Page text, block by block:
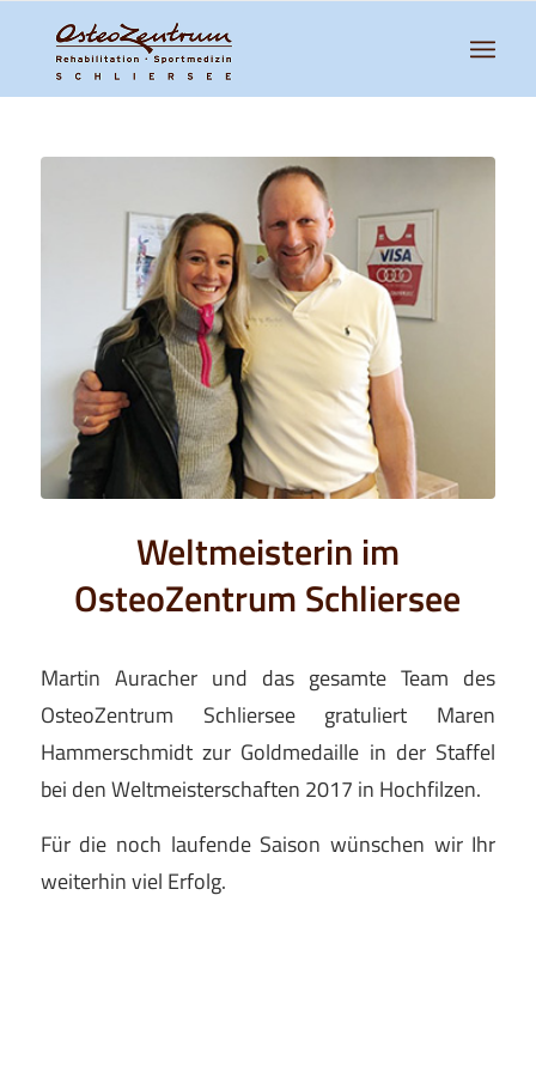
Weltmeisterin im
OsteoZentrum Schliersee
Martin Auracher und das gesamte Team des
OsteoZentrum Schliersee gratuliert Maren
Hammerschmidt zur Goldmedaille in der Staffel
bei den Weltmeisterschaften 2017 in Hochfilzen.
Für die noch laufende Saison wünschen wir Ihr
weiterhin viel Erfolg.